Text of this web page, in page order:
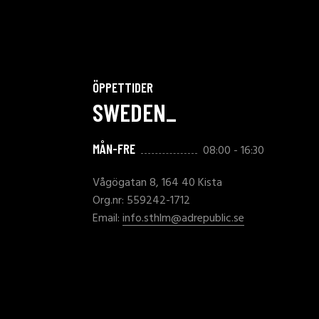
ÖPPETTIDER
SWEDEN_
MÅN-FRE
08:00 - 16:30
Vågögatan 8, 164 40 Kista
Org.nr: 559242-1712
Email:info.sthlm@adrepublic.se